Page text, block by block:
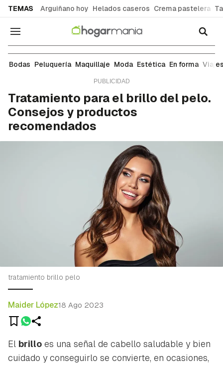
TEMAS Arguiñano hoy Helados caseros Crema pastelera
Navegación
Peluquería
Bodas Peluquería Maquillaje Moda Estética En forma
Tratamiento para el brillo del pelo.
Consejos y productos
recomendados
tratamiento brillo pelo
Maider López18 Ago 2023
El brillo es una señal de cabello saludable y bien
cuidado y conseguirlo se convierte, en ocasiones,